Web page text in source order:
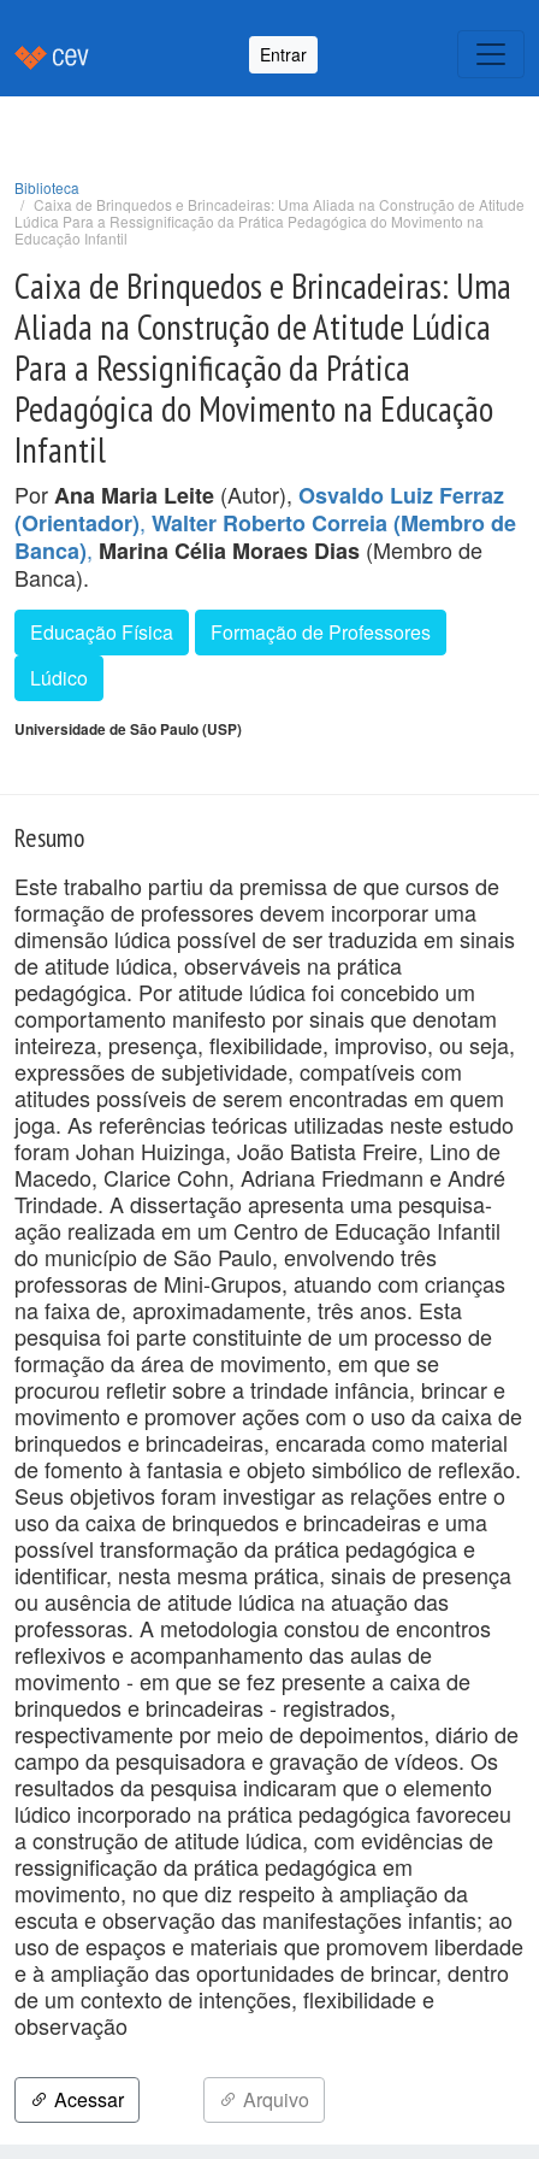
Entrar
Biblioteca
Caixa de Brinquedos e Brincadeiras: Uma Aliada na Construção de Atitude
Lúdica Para a Ressignificação da Prática Pedagógica do Movimento na
Educação Infantil
Caixa de Brinquedos e Brincadeiras: Uma
Aliada na Construção de Atitude Lúdica
Para a Ressignificação da Prática
Pedagógica do Movimento na Educação
Infantil
PorAna Maria Leite (Autor), Osvaldo Luiz Ferraz
(Orientador), Walter Roberto Correia (Membro de
Banca), Marina Célia Moraes Dias (Membro de
Banca).
Educação Física
Formação de Professores
Lúdico
Universidade de São Paulo (USP)
Resumo
Este trabalho partiu da premissa de que cursos de
formação de professores devem incorporar uma
dimensão lúdica possível de ser traduzida em sinais
de atitude lúdica, observáveis na prática
pedagógica. Por atitude lúdica foi concebido um
comportamento manifesto por sinais que denotam
inteireza, presença, flexibilidade, improviso, ou seja,
expressões de subjetividade, compatíveis com
atitudes possíveis de serem encontradas em quem
joga. As referências teóricas utilizadas neste estudo
foram Johan Huizinga, João Batista Freire, Lino de
Macedo, Clarice Cohn, Adriana Friedmann e André
Trindade. A dissertação apresenta uma pesquisa-
ação realizada em um Centro de Educação Infantil
do município de São Paulo, envolvendo três
professoras de Mini-Grupos, atuando com crianças
na faixa de, aproximadamente, três anos. Esta
pesquisa foi parte constituinte de um processo de
formação da área de movimento, em que se
procurou refletir sobre a trindade infância, brincar e
movimento e promover ações com o uso da caixa de
brinquedos e brincadeiras, encarada como material
de fomento à fantasia e objeto simbólico de reflexão.
Seus objetivos foram investigar as relações entre o
uso da caixa de brinquedos e brincadeiras e uma
possível transformação da prática pedagógica e
identificar, nesta mesma prática, sinais de presença
ou ausência de atitude lúdica na atuação das
professoras. A metodologia constou de encontros
reflexivos e acompanhamento das aulas de
movimento - em que se fez presente a caixa de
brinquedos e brincadeiras - registrados,
respectivamente por meio de depoimentos, diário de
campo da pesquisadora e gravação de vídeos. Os
resultados da pesquisa indicaram que o elemento
lúdico incorporado na prática pedagógica favoreceu
a construção de atitude lúdica, com evidências de
ressignificação da prática pedagógica em
movimento, no que diz respeito à ampliação da
escuta e observação das manifestações infantis; ao
uso de espaços e materiais que promovem liberdade
e à ampliação das oportunidades de brincar, dentro
de um contexto de intenções, flexibilidade e
observação
Acessar Arquivo